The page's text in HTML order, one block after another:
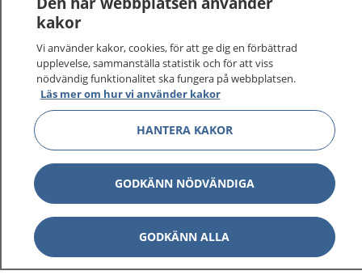
1177 tryggt om din hälsa och vård
På 1177.se får du råd om hälsa och information om
sjukdomar och vilka mottagningar du kan kontakta.
Logga in för att läsa din journal och göra dina
vårdärenden. Ring telefonnummer 1177 för
sjukvårdsrådgivning dygnet runt.
1177 ger dig råd när du vill må bättre.
kakor
Vi använder kakor, cookies, för att ge dig en förbättrad
upplevelse, sammanställa statistik och för att viss
nödvändig funktionalitet ska fungera på webbplatsen.
Läs mer om hur vi använder kakor
HANTERA KAKOR
GODKÄNN NÖDVÄNDIGA
GODKÄNN ALLA